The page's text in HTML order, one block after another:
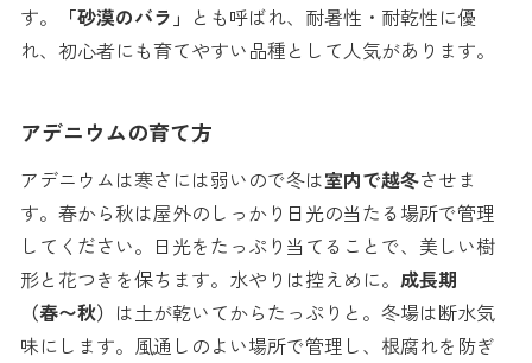
す。
「砂漠のバラ」 とも呼ばれ、耐暑性・耐乾性に優
れ、初心者にも育てやすい品種として人気があります。
アデニウムの育て方
アデニウムは寒さには弱いので冬は室内で越冬させま
す。春から秋は屋外のしっかり日光の当たる場所で管理
してください。日光をたっぷり当てることで、美しい樹
形と花つきを保ちます。水やりは控えめに。 成長期
（春〜秋） は土が乾いてからたっぷりと。冬場は断水気
味にします。風通しのよい場所で管理し、根腐れを防ぎ